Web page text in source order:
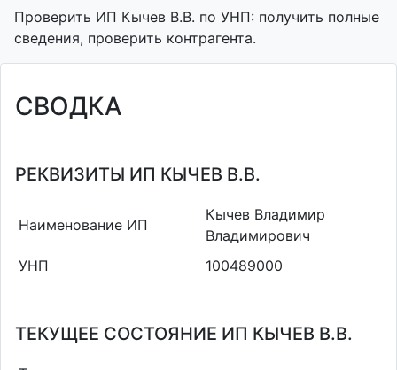
Проверить ИП Кычев В.В. по УНП: получить полные
сведения, проверить контрагента.
СВОДКА
РЕКВИЗИТЫ ИП КЫЧЕВ В.В.
Наименование ИП
Кычев Владимир
Владимирович
УНП
100489000
ТЕКУЩЕЕ СОСТОЯНИЕ ИП КЫЧЕВ В.В.